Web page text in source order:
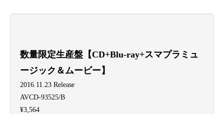
数量限定生産盤【CD+Blu-ray+スマプラミュ
ージック＆ムービー】
2016.11.23 Release
AVCD-93525/B
¥3,564